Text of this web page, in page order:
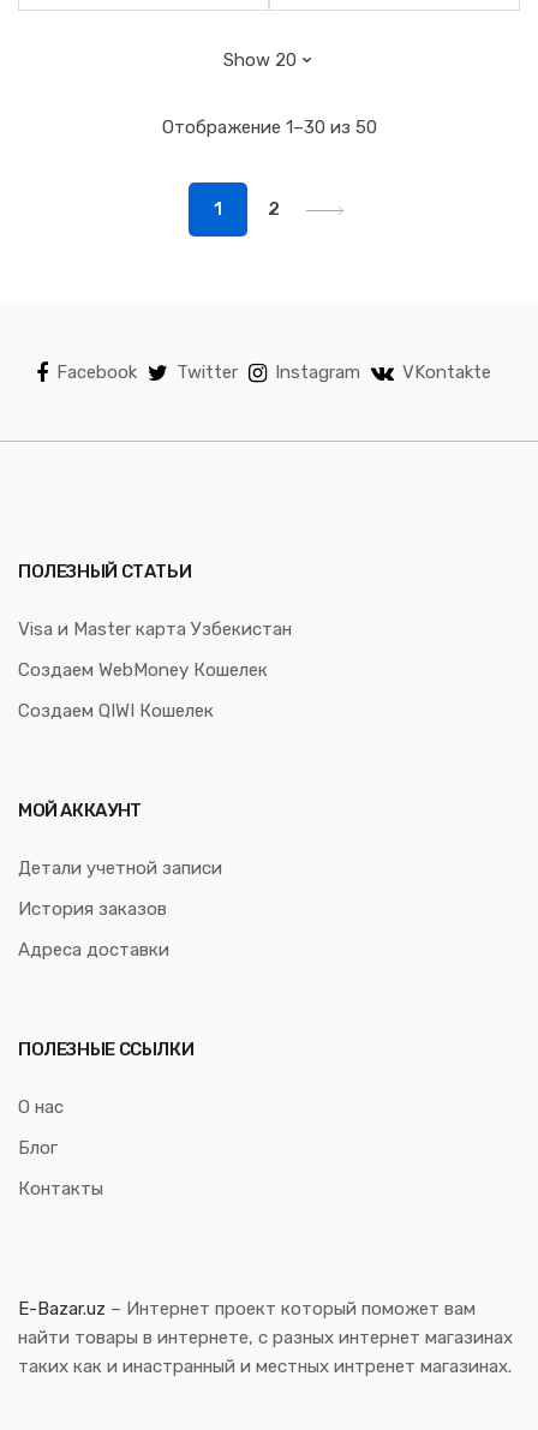
Отображение 1–30 из 50
1 2
Facebook Twitter Instagram VKontakte
ПОЛЕЗНЫЙ СТАТЬИ
Visa и Master карта Узбекистан
Создаем WebMoney Кошелек
Создаем QIWI Кошелек
МОЙ АККАУНТ
Детали учетной записи
История заказов
Адреса доставки
ПОЛЕЗНЫЕ ССЫЛКИ
О нас
Блог
Контакты
E-Bazar.uz – Интернет проект который поможет вам
найти товары в интернете, с разных интернет магазинах
таких как и инастранный и местных интренет магазинах.